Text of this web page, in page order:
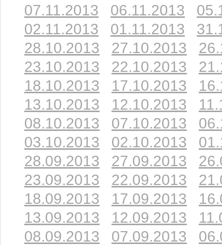
07.11.2013
06.11.2013
02.11.2013
01.11.2013
28.10.2013
27.10.2013
23.10.2013
22.10.2013
18.10.2013
17.10.2013
13.10.2013
12.10.2013
08.10.2013
07.10.2013
03.10.2013
02.10.2013
28.09.2013
27.09.2013
23.09.2013
22.09.2013
18.09.2013
17.09.2013
13.09.2013
12.09.2013
08.09.2013
07.09.2013